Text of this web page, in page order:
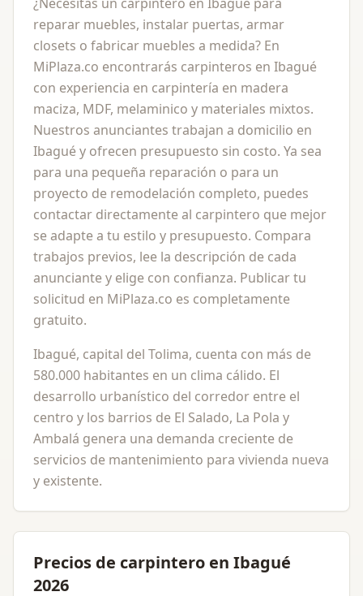
reparar muebles, instalar puertas, armar
closets o fabricar muebles a medida? En
MiPlaza.co encontrarás carpinteros en Ibagué
con experiencia en carpintería en madera
maciza, MDF, melaminico y materiales mixtos.
Nuestros anunciantes trabajan a domicilio en
Ibagué y ofrecen presupuesto sin costo. Ya sea
para una pequeña reparación o para un
proyecto de remodelación completo, puedes
contactar directamente al carpintero que mejor
se adapte a tu estilo y presupuesto. Compara
trabajos previos, lee la descripción de cada
anunciante y elige con confianza. Publicar tu
solicitud en MiPlaza.co es completamente
gratuito.
Ibagué, capital del Tolima, cuenta con más de
580.000 habitantes en un clima cálido. El
desarrollo urbanístico del corredor entre el
centro y los barrios de El Salado, La Pola y
Ambalá genera una demanda creciente de
servicios de mantenimiento para vivienda nueva
y existente.
Precios de carpintero en Ibagué
2026